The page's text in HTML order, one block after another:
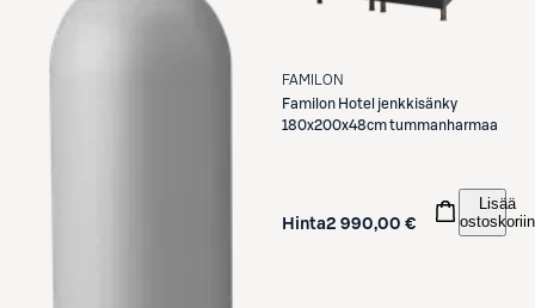
FAMILON
Familon Hotel jenkkisänky
180x200x48cm tummanharmaa
Hinta2 990,00 €
Lisää
ostoskoriin